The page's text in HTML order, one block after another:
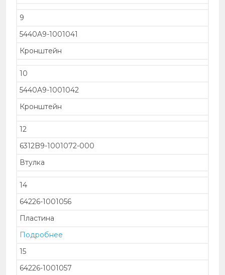
9
5440A9-1001041
Кронштейн
10
5440A9-1001042
Кронштейн
12
6312B9-1001072-000
Втулка
14
64226-1001056
Пластина
Подробнее
15
64226-1001057